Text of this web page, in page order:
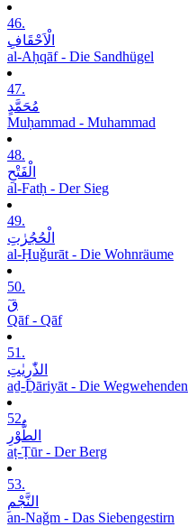
46.
الْاَحْقَافِ
al-Aḥqāf - Die Sandhügel
47.
مُحَمَّدٍ
Muḥammad - Muhammad
48.
الْفَتْحِ
al-Fatḥ - Der Sieg
49.
الْحُجُرٰتِ
al-Ḥuǧurāt - Die Wohnräume
50.
قٓ
Qāf - Qāf
51.
الذّٰرِیٰتِ
aḏ-Ḏāriyāt - Die Wegwehenden
52.
الطُّوْرِ
aṭ-Ṭūr - Der Berg
53.
النَّجْمِ
an-Naǧm - Das Siebengestirn